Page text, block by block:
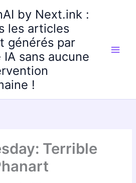
by Next.ink :
les articles
générés par
IA sans aucune
!
Terrible